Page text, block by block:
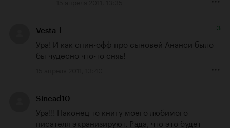
Vesta_l 3
Ура! И как спин-офф про сыновей Ананси было
бы чудесно что-то сняь!
Sinead10
Ура!!! Наконец то книгу моего любимого
писателя экранизируют. Рада, что это будет